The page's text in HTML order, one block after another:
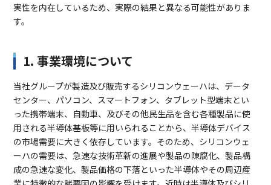
実性を内在しているため、実際の結果と異なる可能性がありま
す。
1. 事業環境について
当社グループが製造及び販売するシリコンウェーハは、データ
センター、パソコン、スマートフォン、タブレット型端末とい
った携帯端末、自動車、及びその他民生品を含む各種製品に使
用される半導体基板等に用いられることから、半導体デバイス
の市場需要に大きく依存しています。そのため、シリコンウェ
ーハの需要は、急速な技術革新の進展や製品の陳腐化、製品構
成の急速な変化、製品価格の下落といった半導体やその周辺産